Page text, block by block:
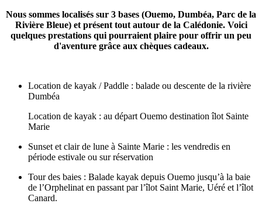
Nous sommes localisés sur 3 bases (Ouemo, Dumbéa, Parc de la
Rivière Bleue) et présent tout autour de la Calédonie. Voici
quelques prestations qui pourraient plaire pour offrir un peu
d'aventure grâce aux chèques cadeaux.
Location de kayak / Paddle : balade ou descente de la rivière
Dumbéa
Location de kayak : au départ Ouemo destination îlot Sainte
Marie
Sunset et clair de lune à Sainte Marie : les vendredis en
période estivale ou sur réservation
Tour des baies : Balade kayak depuis Ouemo jusqu’à la baie
de l’Orphelinat en passant par l’îlot Saint Marie, Uéré et l’îlot
Canard.